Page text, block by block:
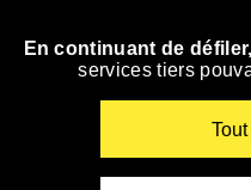
Accéder
En continuant de défiler,
services tiers